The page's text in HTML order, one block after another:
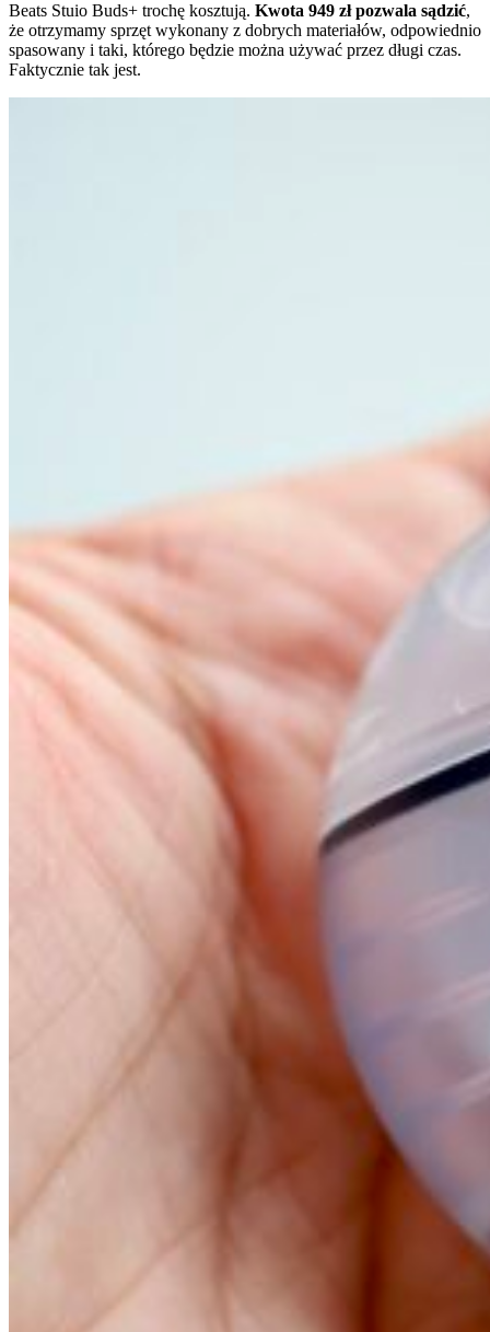
Beats Stuio Buds+ trochę kosztują. Kwota 949 zł pozwala sądzić,
że otrzymamy sprzęt wykonany z dobrych materiałów, odpowiednio
spasowany i taki, którego będzie można używać przez długi czas.
Faktycznie tak jest.